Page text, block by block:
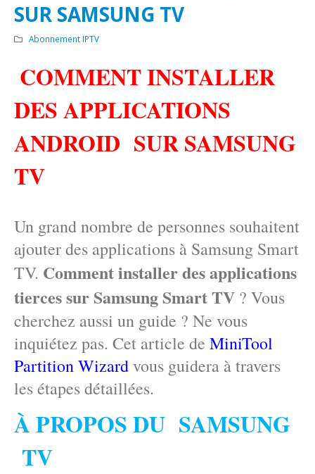
SUR SAMSUNG TV
Abonnement IPTV
COMMENT INSTALLER
DES APPLICATIONS
ANDROID SUR SAMSUNG
TV
Un grand nombre de personnes souhaitent
ajouter des applications à Samsung Smart
TV. Comment installer des applications
tierces sur Samsung Smart TV ? Vous
cherchez aussi un guide ? Ne vous
inquiétez pas. Cet article de MiniTool
Partition Wizardvous guidera à travers
les étapes détaillées.
À PROPOS DU SAMSUNG
TV